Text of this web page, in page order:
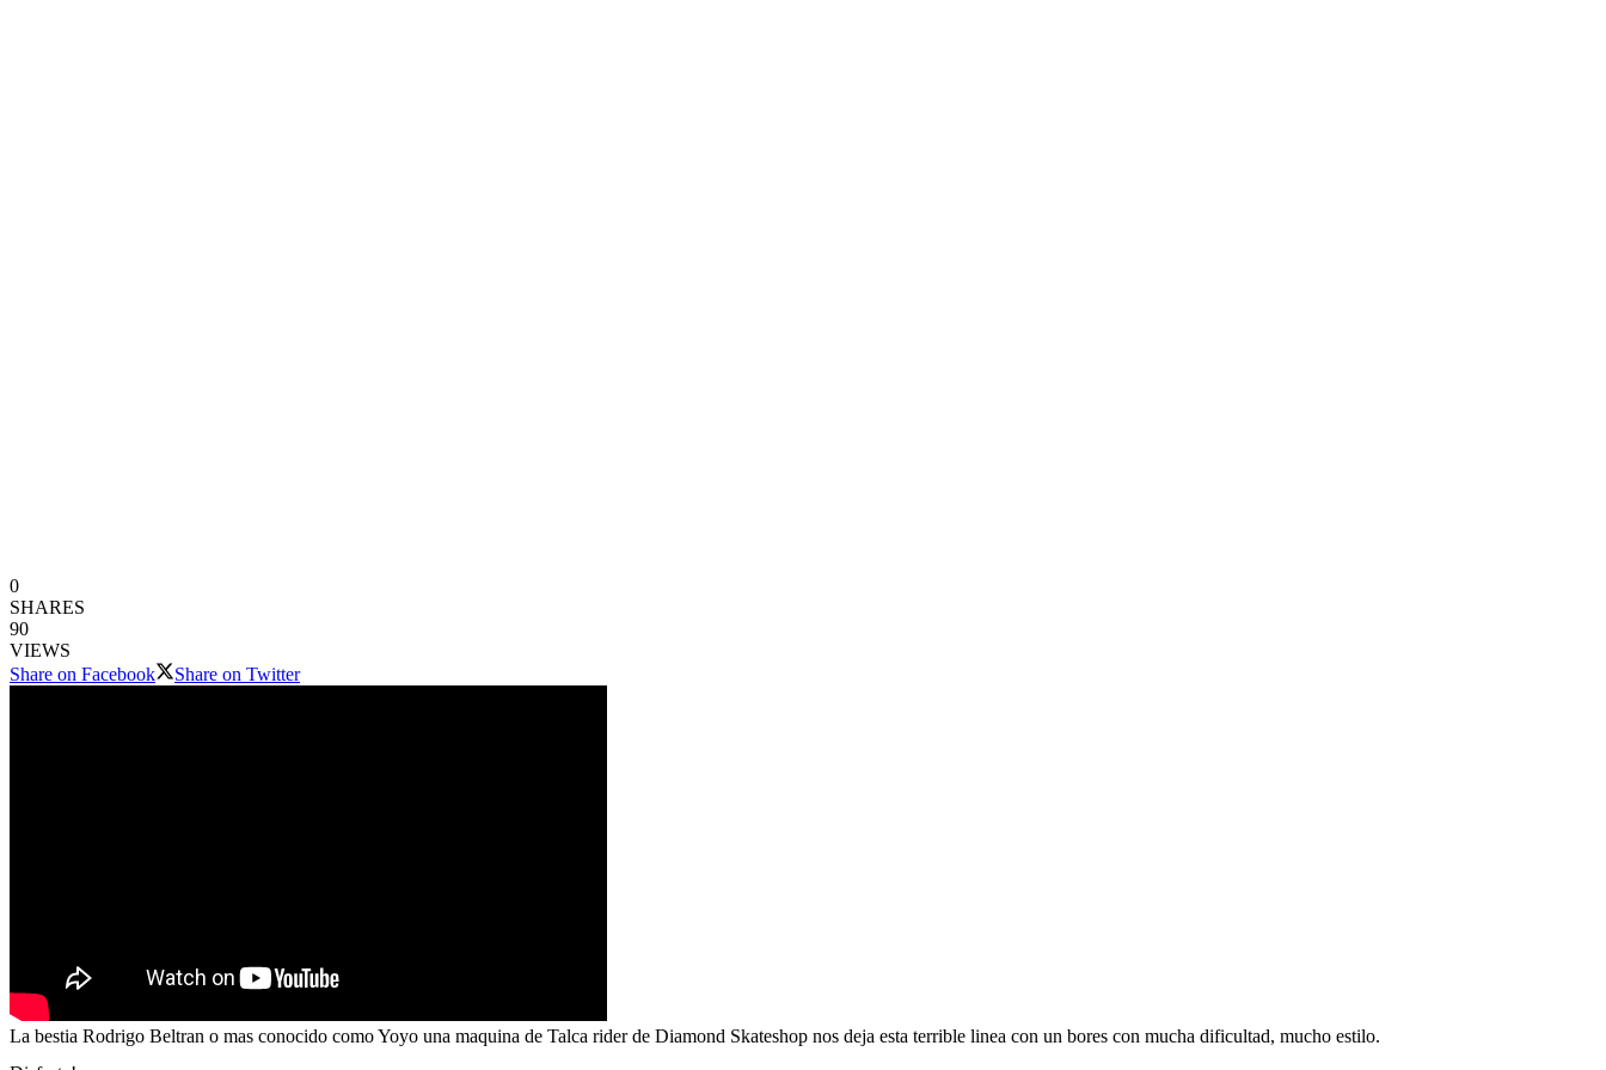
0
SHARES
90
VIEWS
Share on Facebook
Share on Twitter
La bestia Rodrigo Beltran o mas conocido como Yoyo una maquina de Talca rider de Diamond Skateshop nos deja esta terrible linea con un bores con mucha dificultad, mucho estilo.